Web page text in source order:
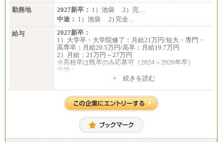
勤務地
2027新卒： 1）池袋 2）完…
中途： 1）池袋 2) 完全…
給与
2027新卒：
1）大学卒・大学院修了：月給21万円/短大・専門・
高専卒：月給20.5万円/高卒：月給19.7万円
2）月給：21万円～27万円
※高校卒は既卒のみ応募可（2024～2026年卒）
中途：
1）月給：21万円～25万円+ 続きを読む